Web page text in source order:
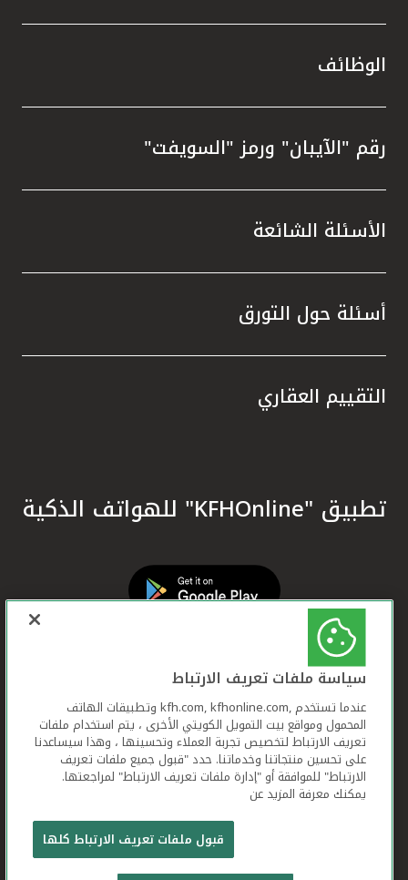
الوظائف
رقم "الآيبان" ورمز "السويفت"
الأسئلة الشائعة
أسئلة حول التورق
التقييم العقاري
تطبيق "KFHOnline" للهواتف الذكية
بيت التمويل الكويتي جميع الحقوق محفوظة © 2026
شروط وأحكام استخدام الموقع الإلكتروني
سياسة ملفات تعريف الارتباط
عندما تستخدم ,kfh.com, kfhonline.com وتطبيقات الهاتف
المحمول ومواقع بيت التمويل الكويتي الأخرى ، يتم استخدام ملفات
تعريف الارتباط لتخصيص تجربة العملاء وتحسينها ، وهذا سيساعدنا
على تحسين منتجاتنا وخدماتنا. حدد "قبول جميع ملفات تعريف
الارتباط" للموافقة أو "إدارة ملفات تعريف الارتباط" لمراجعتها.
يمكنك معرفة المزيد عن
قبول ملفات تعريف الارتباط كلها